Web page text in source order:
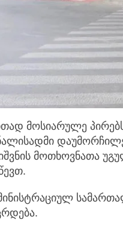
მოსიარულე
მოთხოვნათა